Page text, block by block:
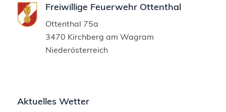
Freiwillige Feuerwehr Ottenthal
Ottenthal 75a
3470 Kirchberg am Wagram
Niederösterreich
Aktuelles Wetter